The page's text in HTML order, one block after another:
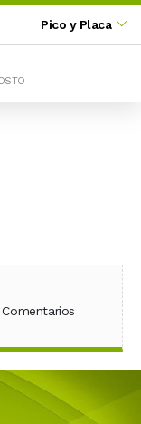
Pico y Placa
Facebook
en X (Twitter)
en WhatsApp
Comentarios